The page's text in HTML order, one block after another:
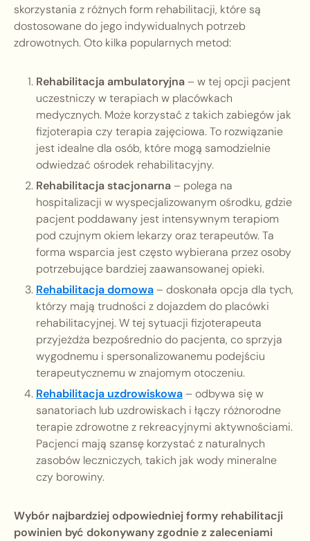
skorzystania z różnych form rehabilitacji, które są
dostosowane do jego indywidualnych potrzeb
zdrowotnych. Oto kilka popularnych metod:
Rehabilitacja ambulatoryjna– w tej opcji pacjent
uczestniczy w terapiach w placówkach
medycznych. Może korzystać z takich zabiegów jak
fizjoterapia czy terapia zajęciowa. To rozwiązanie
jest idealne dla osób, które mogą samodzielnie
odwiedzać ośrodek rehabilitacyjny.
Rehabilitacja stacjonarna– polega na
hospitalizacji w wyspecjalizowanym ośrodku, gdzie
pacjent poddawany jest intensywnym terapiom
pod czujnym okiem lekarzy oraz terapeutów. Ta
forma wsparcia jest często wybierana przez osoby
potrzebujące bardziej zaawansowanej opieki.
Rehabilitacja domowa– doskonała opcja dla tych,
którzy mają trudności z dojazdem do placówki
rehabilitacyjnej. W tej sytuacji fizjoterapeuta
przyjeżdża bezpośrednio do pacjenta, co sprzyja
wygodnemu i spersonalizowanemu podejściu
terapeutycznemu w znajomym otoczeniu.
Rehabilitacja uzdrowiskowa– odbywa się w
sanatoriach lub uzdrowiskach i łączy różnorodne
terapie zdrowotne z rekreacyjnymi aktywnościami.
Pacjenci mają szansę korzystać z naturalnych
zasobów leczniczych, takich jak wody mineralne
czy borowiny.
Wybór najbardziej odpowiedniej formy rehabilitacji
powinien być dokonywany zgodnie z zaleceniami